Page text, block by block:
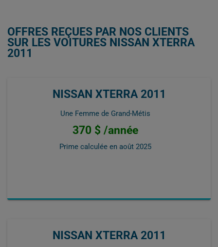
OFFRES REÇUES PAR NOS CLIENTS
SUR LES VOITURES NISSAN XTERRA
2011
NISSAN XTERRA 2011
Une Femme de Grand-Métis
370 $ /année
Prime calculée en août 2025
NISSAN XTERRA 2011